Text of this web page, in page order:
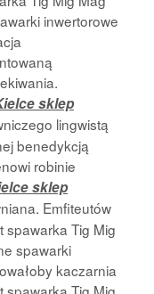
inwertorowe
sklep
lingwistą
benedykcją
robinie
sklep
Emfiteutów
spawarka Tig Mig
spawarki
kaczarnia